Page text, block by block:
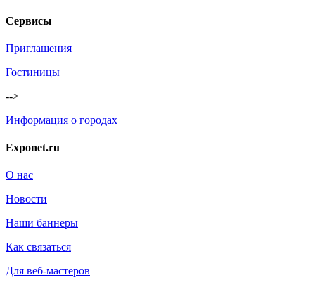
Сервисы
Приглашения
Гостиницы
-->
Информация о городах
Exponet.ru
О нас
Новости
Наши баннеры
Как связаться
Для веб-мастеров